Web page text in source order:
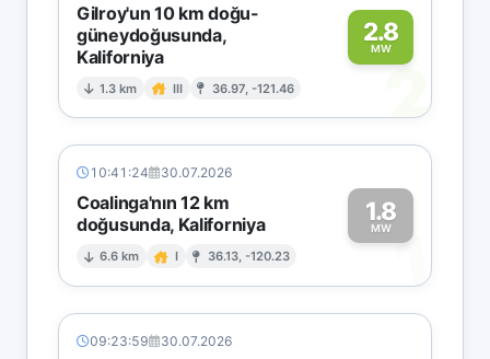
Gilroy'un 10 km doğu-
güneydoğusunda,
Kaliforniya
1.3 km III 36.97, -121.46
2.8
MW
2
10:41:24 30.07.2026
Coalinga'nın 12 km
doğusunda, Kaliforniya
6.6 km I 36.13, -120.23
1.8
MW1
09:23:59 30.07.2026